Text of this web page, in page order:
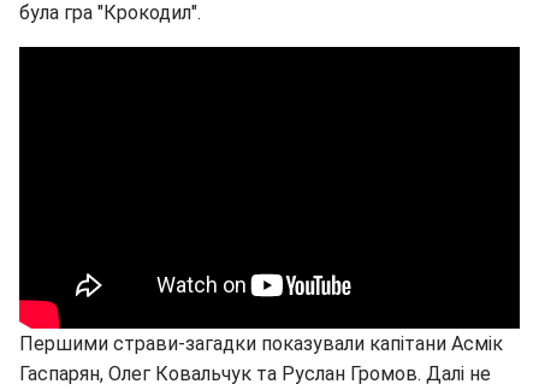
була гра "Крокодил".
Першими страви-загадки показували капітани Асмік
Гаспарян, Олег Ковальчук та Руслан Громов. Далі не